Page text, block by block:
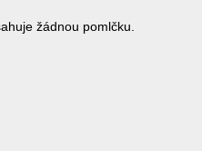
žádnou pomlčku.